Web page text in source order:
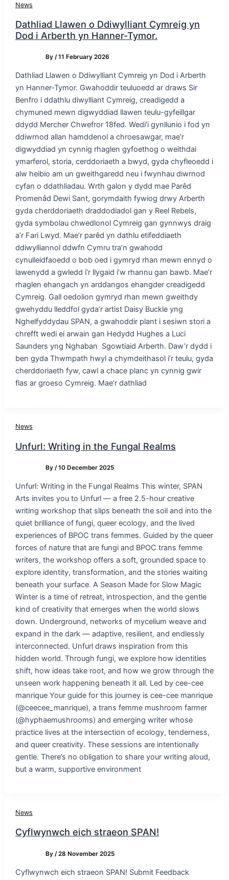
News
Dathliad Llawen o Ddiwylliant Cymreig yn
Dod i Arberth yn Hanner-Tymor.
By/11 February 2026
Dathliad Llawen o Ddiwylliant Cymreig yn Dod i Arberth
yn Hanner-Tymor. Gwahoddir teuluoedd ar draws Sir
Benfro i ddathlu diwylliant Cymreig, creadigedd a
chymuned mewn digwyddiad llawen teulu-gyfeillgar
ddydd Mercher Chwefror 18fed. Wedi’i gynllunio i fod yn
ddiwrnod allan hamddenol a chroesawgar, mae’r
digwyddiad yn cynnig rhaglen gyfoethog o weithdai
ymarferol, storia, cerddoriaeth a bwyd, gyda chyfleoedd i
alw heibio am un gweithgaredd neu i fwynhau diwrnod
cyfan o ddathliadau. Wrth galon y dydd mae Parêd
Promenâd Dewi Sant, gorymdaith fywiog drwy Arberth
gyda cherddoriaeth draddodiadol gan y Reel Rebels,
gyda symbolau chwedlonol Cymreig gan gynnwys draig
a’r Fari Lwyd. Mae’r parêd yn dathlu etifeddiaeth
ddiwylliannol ddwfn Cymru tra’n gwahodd
cynulleidfaoedd o bob oed i gymryd rhan mewn ennyd o
lawenydd a gwledd i’r llygaid i’w rhannu gan bawb. Mae’r
rhaglen ehangach yn arddangos ehangder creadigedd
Cymreig. Gall oedolion gymryd rhan mewn gweithdy
gwehyddu lleddfol gyda’r artist Daisy Buckle yng
Nghelfyddydau SPAN, a gwahoddir plant i sesiwn stori a
chrefft wedi ei arwain gan Hedydd Hughes a Luci
Saunders yng Nghaban Sgowtiaid Arberth. Daw’r dydd i
ben gyda Thwmpath hwyl a chymdeithasol i’r teulu, gyda
cherddoriaeth fyw, cawl a chace planc yn cynnig gwir
flas ar groeso Cymreig. Mae’r dathliad
News
Unfurl: Writing in the Fungal Realms
By/10 December 2025
Unfurl: Writing in the Fungal Realms This winter, SPAN
Arts invites you to Unfurl — a free 2.5-hour creative
writing workshop that slips beneath the soil and into the
quiet brilliance of fungi, queer ecology, and the lived
experiences of BPOC trans femmes. Guided by the queer
forces of nature that are fungi and BPOC trans femme
writers, the workshop offers a soft, grounded space to
explore identity, transformation, and the stories waiting
beneath your surface. A Season Made for Slow Magic
Winter is a time of retreat, introspection, and the gentle
kind of creativity that emerges when the world slows
down. Underground, networks of mycelium weave and
expand in the dark — adaptive, resilient, and endlessly
interconnected. Unfurl draws inspiration from this
hidden world. Through fungi, we explore how identities
shift, how ideas take root, and how we grow through the
unseen work happening beneath it all. Led by cee-cee
manrique Your guide for this journey is cee-cee manrique
(@ceecee_manrique), a trans femme mushroom farmer
(@hyphaemushrooms) and emerging writer whose
practice lives at the intersection of ecology, tenderness,
and queer creativity. These sessions are intentionally
gentle. There’s no obligation to share your writing aloud,
but a warm, supportive environment
News
Cyflwynwch eich straeon SPAN!
By/28 November 2025
Cyflwynwch eich straeon SPAN! Submit Feedback